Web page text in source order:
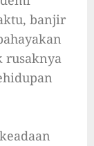
banjir
rusaknya